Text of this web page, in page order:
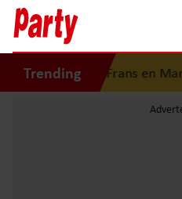
Trendingvan Frans en